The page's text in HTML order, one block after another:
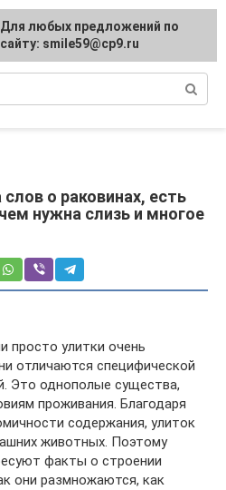
о раковинах, есть
нужна слизь и многое
просто улитки очень
отличаются специфической
Это однополые существа,
проживания. Благодаря
содержания, улиток
животных. Поэтому
факты о строении
они размножаются, как
Для любых предложений по
сайту: smile59@cp9.ru